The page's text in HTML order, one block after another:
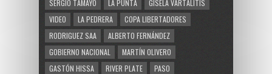
SERGIO TAMAYO
LA PUNTA
GISELA VARTALITIS
VIDEO
LA PEDRERA
COPA LIBERTADORES
RODRIGUEZ SAA
ALBERTO FERNÁNDEZ
GOBIERNO NACIONAL
MARTÍN OLIVERO
GASTÓN HISSA
RIVER PLATE
PASO